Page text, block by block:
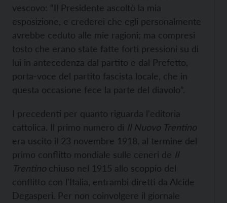
vescovo: “Il Presidente ascoltò la mia
esposizione, e crederei che egli personalmente
avrebbe ceduto alle mie ragioni; ma compresi
tosto che erano state fatte forti pressioni su di
lui in antecedenza dal partito e dal Prefetto,
porta-voce del partito fascista locale, che in
questa occasione fece la parte del diavolo”.
I precedenti per quanto riguarda l'editoria
cattolica. Il primo numero di Il Nuovo Trentino
era uscito il 23 novembre 1918, al termine del
primo conflitto mondiale sulle ceneri de Il
Trentino chiuso nel 1915 allo scoppio del
conflitto con l'Italia, entrambi diretti da Alcide
Degasperi. Per non coinvolgere il giornale